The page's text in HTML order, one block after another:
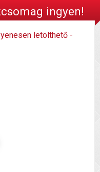
ingyen!
letölthető -